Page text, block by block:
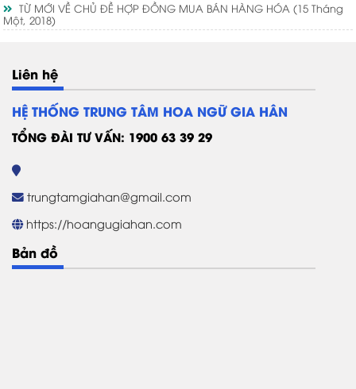
TỪ MỚI VỀ CHỦ ĐỀ HỢP ĐỒNG MUA BÁN HÀNG HÓA(15 Tháng
Một, 2018)
Liên hệ
HỆ THỐNG TRUNG TÂM HOA NGỮ GIA HÂN
TỔNG ĐÀI TƯ VẤN: 1900 63 39 29
trungtamgiahan@gmail.com
https://hoangugiahan.com
Bản đồ